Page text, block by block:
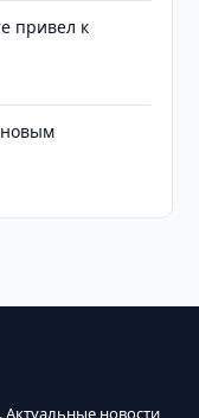
привел к
новым
новости